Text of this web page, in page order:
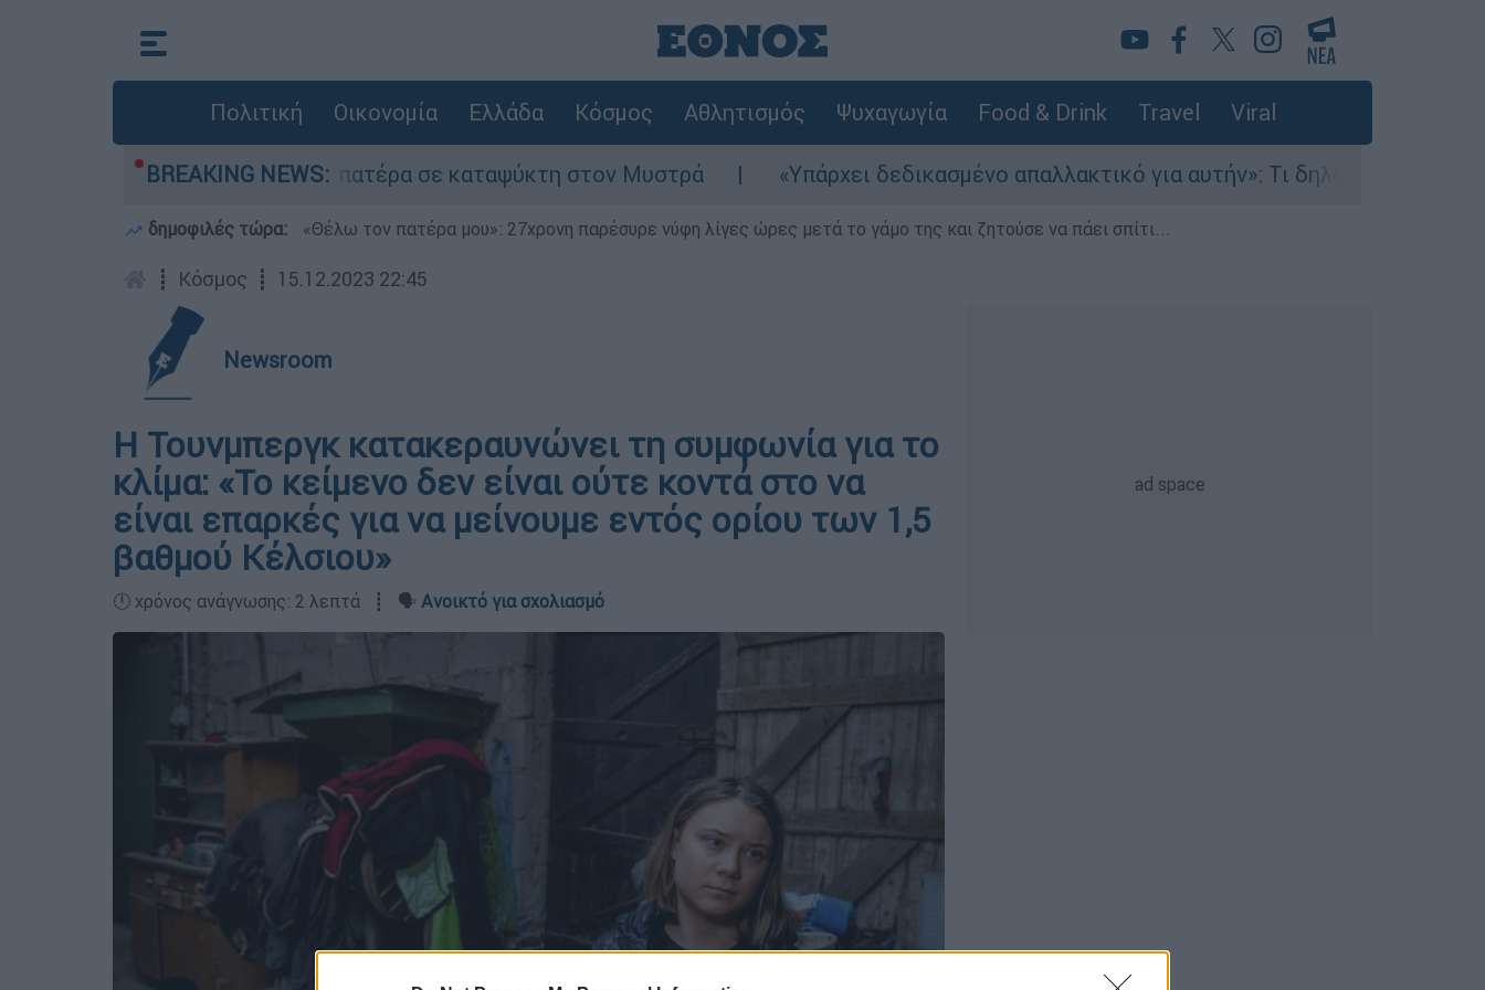
Πολιτική Οικονομία Ελλάδα Κόσμος Αθλητισμός Ψυχαγωγία Food & Drink Travel Viral
BREAKING NEWS:
που είχε τον νεκρό του πατέρα σε καταψύκτη στον Μυστρά «Υπάρχει δεδικασμένο απαλλακτικό για αυτήν»: Τι δηλώνει στο ethnos.gr
δημοφιλές τώρα: «Θέλω τον πατέρα μου»: 27χρονη παρέσυρε νύφη λίγες ώρες μετά το γάμο της και ζητούσε να πάει σπίτι...
┋ Κόσμος ┋ 15.12.2023 22:45
Newsroom
Η Τουνμπεργκ κατακεραυνώνει τη συμφωνία για το
κλίμα: «Το κείμενο δεν είναι ούτε κοντά στο να
είναι επαρκές για να μείνουμε εντός ορίου των 1,5
βαθμού Κέλσιου»
🕛 χρόνος ανάγνωσης: 2 λεπτά ┋ 🗣️ Ανοικτό για σχολιασμό